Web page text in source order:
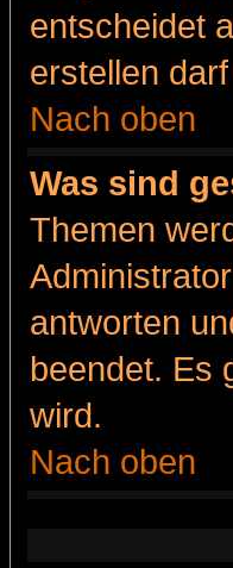
entscheidet
erstellen
Nach oben
Was sind
Themen
antworten
beendet. Es
wird.
Nach oben